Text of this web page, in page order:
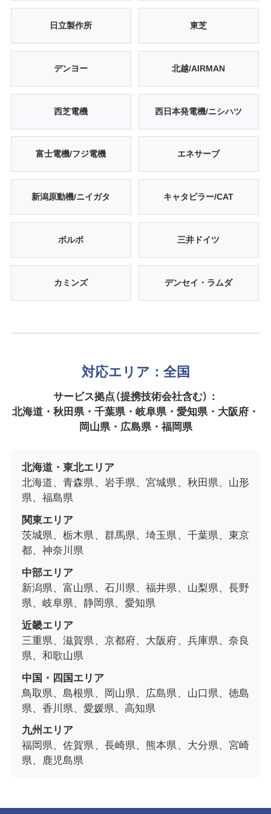
日立製作所 東芝
デンヨー 北越/AIRMAN
西芝電機 西日本発電機/ニシハツ
富士電機/フジ電機 エネサーブ
新潟原動機/ニイガタ キャタピラー/CAT
ボルボ 三井ドイツ
カミンズ デンセイ・ラムダ
対応エリア：全国
サービス拠点（提携技術会社含む）：
北海道・秋田県・千葉県・岐阜県・愛知県・大阪府・
岡山県・広島県・福岡県
北海道・東北エリア
北海道、青森県、岩手県、宮城県、秋田県、山形
県、福島県
関東エリア
茨城県、栃木県、群馬県、埼玉県、千葉県、東京
都、神奈川県
中部エリア
新潟県、富山県、石川県、福井県、山梨県、長野
県、岐阜県、静岡県、愛知県
近畿エリア
三重県、滋賀県、京都府、大阪府、兵庫県、奈良
県、和歌山県
中国・四国エリア
鳥取県、島根県、岡山県、広島県、山口県、徳島
県、香川県、愛媛県、高知県
九州エリア
福岡県、佐賀県、長崎県、熊本県、大分県、宮崎
県、鹿児島県